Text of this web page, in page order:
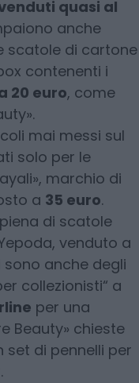
quasi al
anche
scatole di cartone
contenenti i
20 euro, come
mai messi sul
solo per le
marchio di
a 35 euro.
di scatole
venduto a
sono anche degli
collezionisti“ a
per una
Beauty» chieste
set di pennelli per